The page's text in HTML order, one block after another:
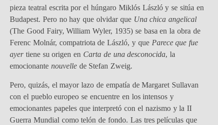
pieza teatral escrita por el húngaro Miklós László y se sitúa en
Budapest. Pero no hay que olvidar que Una chica angelical
(The Good Fairy, William Wyler, 1935) se basa en la obra de
Ferenc Molnár, compatriota de László, y que Parece que fue
ayertiene su origen en Carta de una desconocida, la
emocionante nouvellede Stefan Zweig.
Pero, quizás, el mayor lazo de empatía de Margaret Sullavan
con el pueblo europeo se encuentre en los intensos y
emocionantes papeles que interpretó con el nazismo y la II
Guerra Mundial como telón de fondo. Las tres películas que